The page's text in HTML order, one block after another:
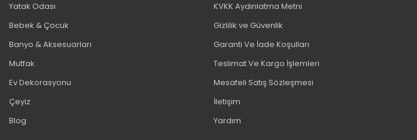
Yatak Odası
Bebek & Çocuk
Banyo & Aksesuarları
Mutfak
Ev Dekorasyonu
Çeyiz
Blog
KVKK Aydınlatma Metni
Gizlilik ve Güvenlik
Garanti Ve İade Koşulları
Teslimat Ve Kargo İşlemleri
Mesafeli Satış Sözleşmesi
İletişim
Yardım